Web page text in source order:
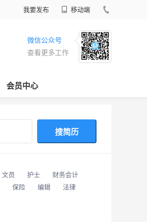
我要发布 移动端
微信公众号
查看更多工作
会员中心
搜简历
文员 护士
财务会计
保险 编辑
法律